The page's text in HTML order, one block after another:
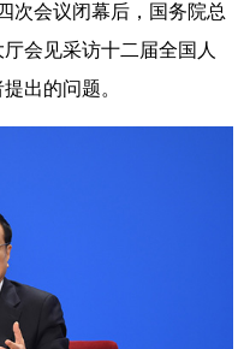
会议闭幕后，国务院总
会见采访十二届全国人
出的问题。